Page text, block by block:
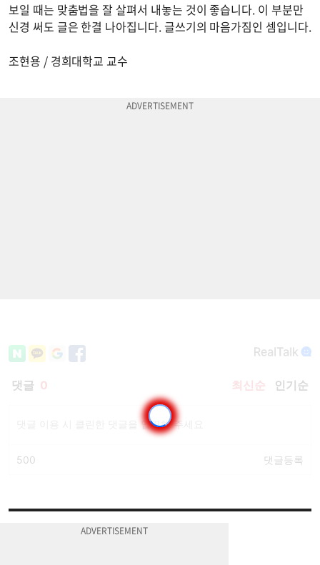
보일 때는 맞춤법을 잘 살펴서 내놓는 것이 좋습니다. 이 부분만
신경 써도 글은 한결 나아집니다. 글쓰기의 마음가짐인 셈입니다.
조현용 / 경희대학교 교수